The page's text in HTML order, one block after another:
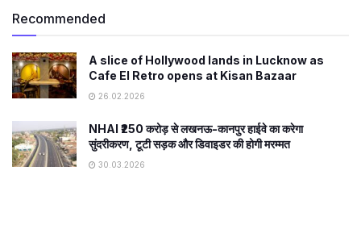
Recommended
A slice of Hollywood lands in Lucknow as
Cafe El Retro opens at Kisan Bazaar
26.02.2026
NHAI ₹250 करोड़ से लखनऊ-कानपुर हाईवे का करेगा
सुंदरीकरण, टूटी सड़क और डिवाइडर की होगी मरम्मत
30.03.2026